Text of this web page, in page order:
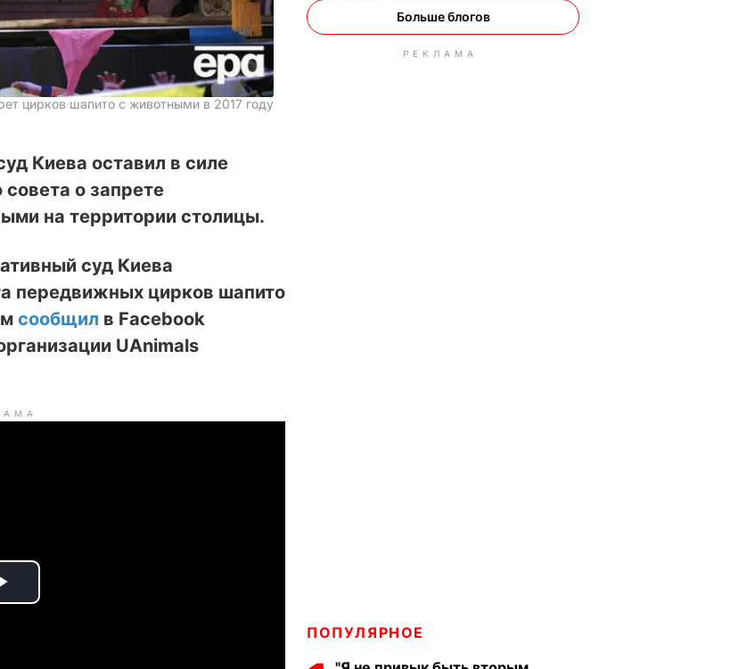
цирков шапито с животными в 2017 году
Киева оставил в силе
о запрете
на территории столицы.
суд Киева
передвижных цирков шапито
сообщил в Facebook
UAnimals
P
Больше блогов
РЕКЛАМА
ПОПУЛЯРНОЕ